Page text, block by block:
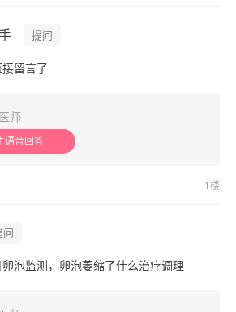
提问
留言了
师
语音回答
1楼
问
泡监测，卵泡萎缩了什么治疗调理